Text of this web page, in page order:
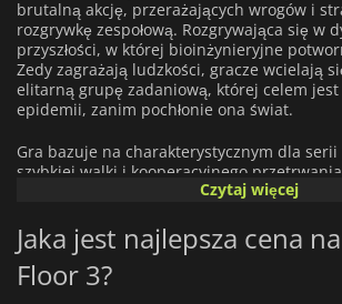
brutalną akcję, przerażających wrogów i
rozgrywkę zespołową. Rozgrywająca się w
przyszłości, w której bioinżynieryjne
Zedy zagrażają ludzkości, gracze wcielają
elitarną grupę zadaniową, której celem
epidemii, zanim pochłonie ona świat.
Gra bazuje na charakterystycznym dla serii
szybkiej walki i kooperacyjnego
rozszerzoną personalizację broni, nowe
bardziej zabójcze niż kiedykolwiek, z
inteligencją i nieprzewidywalnymi wzorcami
zmuszają graczy do dostosowywania się w
od tego, czy władają futurystyczną bronią
Czytaj więcej
Jaka jest najlepsza cena
Floor 3?